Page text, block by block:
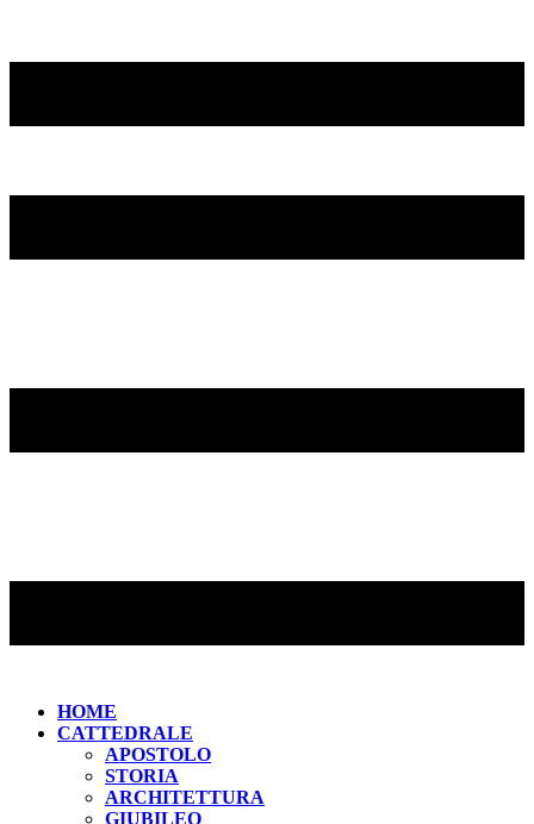
HOME
CATTEDRALE
APOSTOLO
STORIA
ARCHITETTURA
GIUBILEO